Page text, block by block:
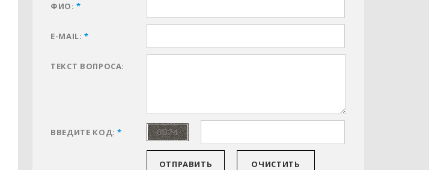
ФИО:*
E-MAIL:*
ТЕКСТ ВОПРОСА:
ВВЕДИТЕ КОД:*
ОТПРАВИТЬ ОЧИСТИТЬ